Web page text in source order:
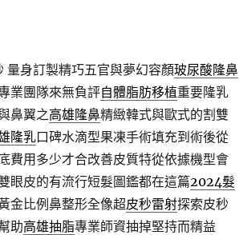
量身訂製精巧五官與夢幻容顏玻尿酸隆鼻
業團隊來無負評自體脂肪移植重要隆乳
鼻翼之高雄隆鼻精緻韓式與歐式的割雙
隆乳口碑水滴型果凍手術填充到術後從
費用多少才合改善皮質特從依據機型會
眼皮的有流行短髮圖鑑都在這篇2024髮
金比例鼻整形全像超皮秒雷射探索皮秒
助高雄抽脂專業師資抽掉堅持而精益